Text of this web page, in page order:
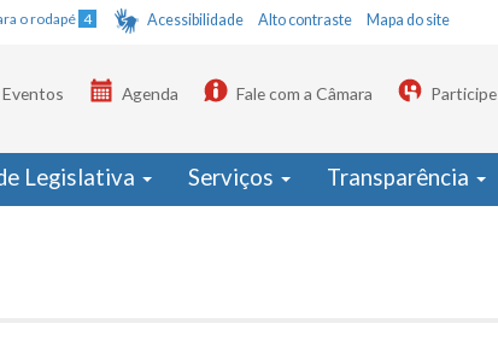
o rodapé 4 Acessibilidade Alto contraste Mapa do site
Eventos Agenda Fale com a Câmara Participe
Legislativa Serviços Transparência